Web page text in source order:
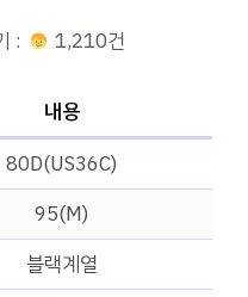
: 1,210건
내용
80D(US36C)
95(M)
블랙계열